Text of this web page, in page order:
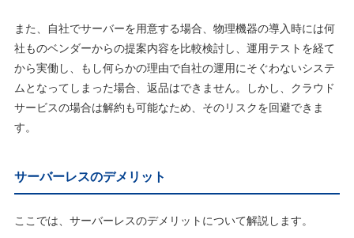
また、自社でサーバーを用意する場合、物理機器の導入時には何
社ものベンダーからの提案内容を比較検討し、運用テストを経て
から実働し、もし何らかの理由で自社の運用にそぐわないシステ
ムとなってしまった場合、返品はできません。しかし、クラウド
サービスの場合は解約も可能なため、そのリスクを回避できま
す。
サーバーレスのデメリット
ここでは、サーバーレスのデメリットについて解説します。